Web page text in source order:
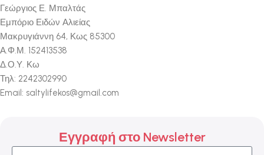
Γεώργιος Ε. Μπαλτάς
Εμπόριο Ειδών Αλιείας
Μακρυγιάννη 64, Κως 85300
Α.Φ.Μ. 152413538
Δ.Ο.Υ. Κω
Τηλ: 2242302990
Email: saltylifekos@gmail.com
Εγγραφή στο Newsletter